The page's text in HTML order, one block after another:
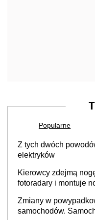
Popularne
Z tych dwóch
elektryków
Kierowcy zdejmą
fotoradary i montuje
Zmiany w
samochodów.